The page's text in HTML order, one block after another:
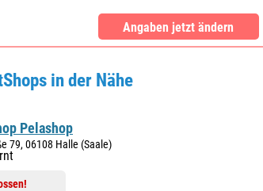
Angaben jetzt ändern
in der Nähe
Pelashop
79, 06108 Halle (Saale)